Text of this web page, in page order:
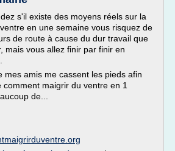
s'il existe des moyens réels sur la
en une semaine vous risquez de
de route à cause du dur travail que
mais vous allez finir par finir en
mes amis me cassent les pieds afin
maigrir du ventre en 1
de...